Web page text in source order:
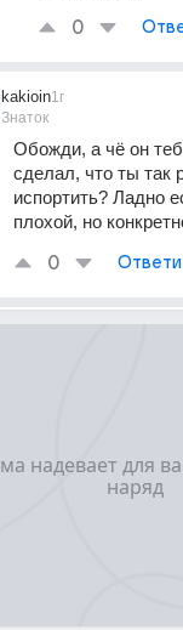
0
kakioin
Знаток
1г
Обожди, а чё он
сделал, что ты так
испортить? Ладно
плохой, но
0